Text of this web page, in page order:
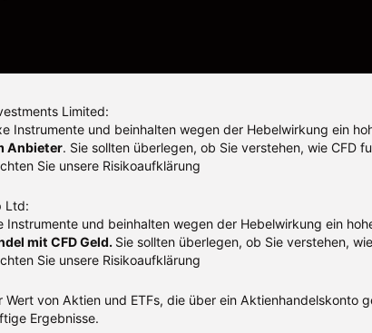
Limited:
Instrumente und beinhalten wegen der Hebelwirkung ein
Anbieter. Sie sollten überlegen, ob Sie verstehen, wie CFD
Sie unsere Risikoaufklärung
Ltd:
Instrumente und beinhalten wegen der Hebelwirkung ein
mit CFD Geld. Sie sollten überlegen, ob Sie verstehen,
Sie unsere Risikoaufklärung
Wert von Aktien und ETFs, die über ein
Ergebnisse.